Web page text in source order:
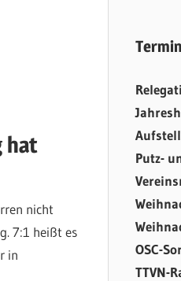
hat
nicht
7:1 heißt es
in
Putz-
OSC-
TTVN-